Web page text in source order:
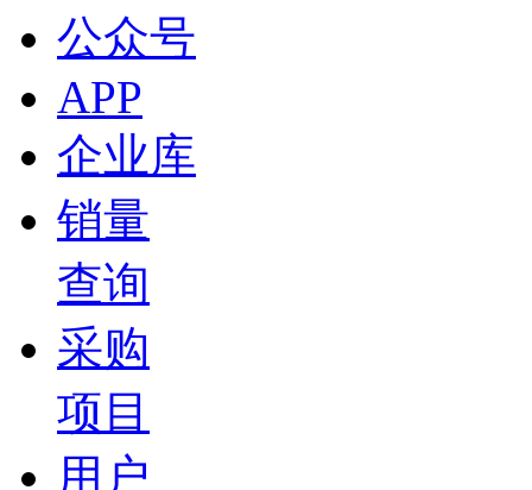
公众号
APP
企业库
销量
查询
采购
项目
用户